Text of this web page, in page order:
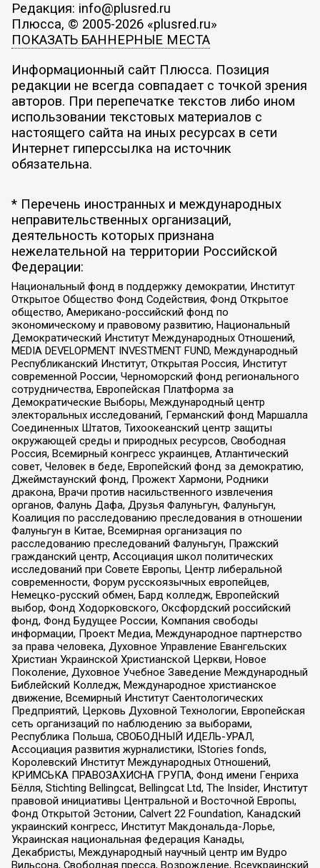
Редакция: info@plusred.ru
Плюсса, © 2005-2026 «plusred.ru»
ПОКАЗАТЬ БАННЕРНЫЕ МЕСТА
Информационный сайт Плюсса. Позиция
редакции не всегда совпадает с точкой зрения
авторов. При перепечатке текстов либо ином
использовании текстовых материалов с
настоящего сайта на иных ресурсах в сети
Интернет гиперссылка на источник
обязательна.
* Перечень иностранных и международных
неправительственных организаций,
деятельность которых признана
нежелательной на территории Российской
Федерации:
Национальный фонд в поддержку демократии, Институт
Открытое Общество Фонд Содействия, Фонд Открытое
общество, Американо-российский фонд по
экономическому и правовому развитию, Национальный
Демократический Институт Международных Отношений,
MEDIA DEVELOPMENT INVESTMENT FUND, Международный
Республиканский Институт, Открытая Россия, Институт
современной России, Черноморский фонд регионального
сотрудничества, Европейская Платформа за
Демократические Выборы, Международный центр
электоральных исследований, Германский фонд Маршалла
Соединенных Штатов, Тихоокеанский центр защиты
окружающей среды и природных ресурсов, Свободная
Россия, Всемирный конгресс украинцев, Атлантический
совет, Человек в беде, Европейский фонд за демократию,
Джеймстаунский фонд, Прожект Хармони, Родники
дракона, Врачи против насильственного извлечения
органов, Фалунь Дафа, Друзья Фалуньгун, Фалуньгун,
Коалиция по расследованию преследования в отношении
Фалуньгун в Китае, Всемирная организация по
расследованию преследований Фалуньгун, Пражский
гражданский центр, Ассоциация школ политических
исследований при Совете Европы, Центр либеральной
современности, Форум русскоязычных европейцев,
Немецко-русский обмен, Бард колледж, Европейский
выбор, Фонд Ходорковского, Оксфордский российский
фонд, Фонд Будущее России, Компания свободы
информации, Проект Медиа, Международное партнерство
за права человека, Духовное Управление Евангельских
Христиан Украинской Христианской Церкви, Новое
Поколение, Духовное Учебное Заведение Международный
Библейский Колледж, Международное христианское
движение, Всемирный Институт Саентологических
Предприятий, Церковь Духовной Технологии, Европейская
сеть организаций по наблюдению за выборами,
Республика Польша, СВОБОДНЫЙ ИДЕЛЬ-УРАЛ,
Ассоциация развития журналистики, IStories fonds,
Королевский Институт Международных Отношений,
КРИМСЬКА ПРАВОЗАХИСНА ГРУПА, Фонд имени Генриха
Бёлля, Stichting Bellingcat, Bellingcat Ltd, The Insider, Институт
правовой инициативы Центральной и Восточной Европы,
Фонд Открытой Эстонии, Calvert 22 Foundation, Канадский
украинский конгресс, Институт Макдональда-Лорье,
Украинская национальная федерация Канады,
Декабристы, Международный научный центр им Вудро
Вильсона, Свободная пресса, Возрождение, Всеукраинский